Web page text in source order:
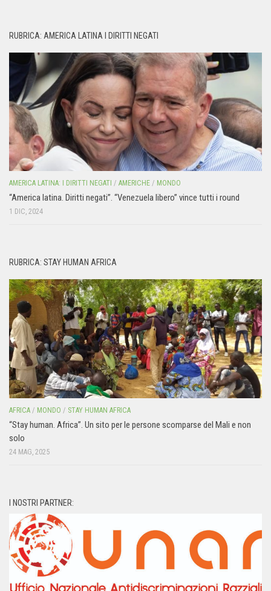
RUBRICA: AMERICA LATINA I DIRITTI NEGATI
AMERICA LATINA: I DIRITTI NEGATI / AMERICHE / MONDO
“America latina. Diritti negati”. “Venezuela libero” vince tutti i round
1 DIC, 2024
RUBRICA: STAY HUMAN AFRICA
AFRICA / MONDO / STAY HUMAN AFRICA
“Stay human. Africa”. Un sito per le persone scomparse del Mali e non
solo
24 MAG, 2025
I NOSTRI PARTNER: